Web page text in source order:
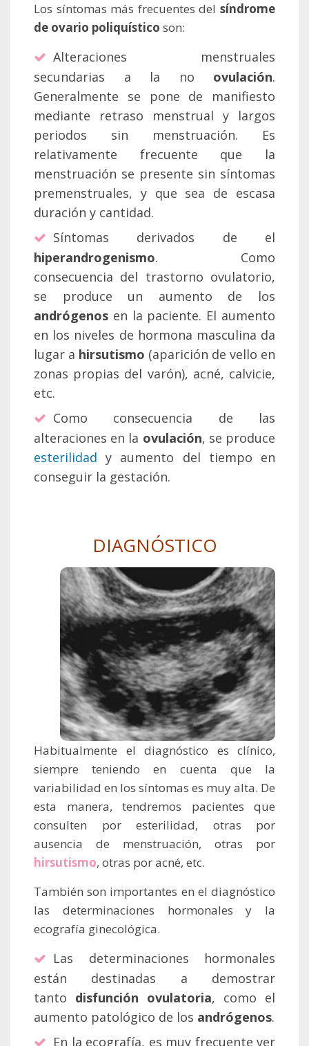
Los síntomas más frecuentes del síndrome
de ovario poliquístico son:
Alteraciones menstruales
secundarias a la no ovulación.
Generalmente se pone de manifiesto
mediante retraso menstrual y largos
periodos sin menstruación. Es
relativamente frecuente que la
menstruación se presente sin síntomas
premenstruales, y que sea de escasa
duración y cantidad.
Síntomas derivados de el
hiperandrogenismo. Como
consecuencia del trastorno ovulatorio,
se produce un aumento de los
andrógenos en la paciente. El aumento
en los niveles de hormona masculina da
lugar a hirsutismo (aparición de vello en
zonas propias del varón), acné, calvicie,
etc.
Como consecuencia de las
alteraciones en la ovulación, se produce
esterilidad y aumento del tiempo en
conseguir la gestación.
DIAGNÓSTICO
Habitualmente el diagnóstico es clínico,
siempre teniendo en cuenta que la
variabilidad en los síntomas es muy alta. De
esta manera, tendremos pacientes que
consulten por esterilidad, otras por
ausencia de menstruación, otras por
hirsutismo, otras por acné, etc.
También son importantes en el diagnóstico
las determinaciones hormonales y la
ecografía ginecológica.
Las determinaciones hormonales
están destinadas a demostrar
tanto disfunción ovulatoria, como el
aumento patológico de los andrógenos.
En la ecografía, es muy frecuente ver